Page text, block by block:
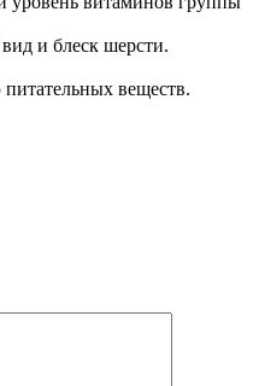
и блеск шерсти.
веществ.